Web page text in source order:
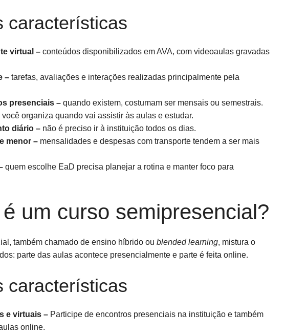
características
virtual –conteúdos disponibilizados em AVA, com videoaulas gravadas
–tarefas, avaliações e interações realizadas principalmente pela
presenciais –quando existem, costumam ser mensais ou semestrais.
você organiza quando vai assistir às aulas e estudar.
diário –não é preciso ir à instituição todos os dias.
menor –mensalidades e despesas com transporte tendem a ser mais
quem escolhe EaD precisa planejar a rotina e manter foco para
um curso semipresencial?
também chamado de ensino híbrido ou blended learning, mistura o
parte das aulas acontece presencialmente e parte é feita online.
características
e virtuais –Participe de encontros presenciais na instituição e também
online.